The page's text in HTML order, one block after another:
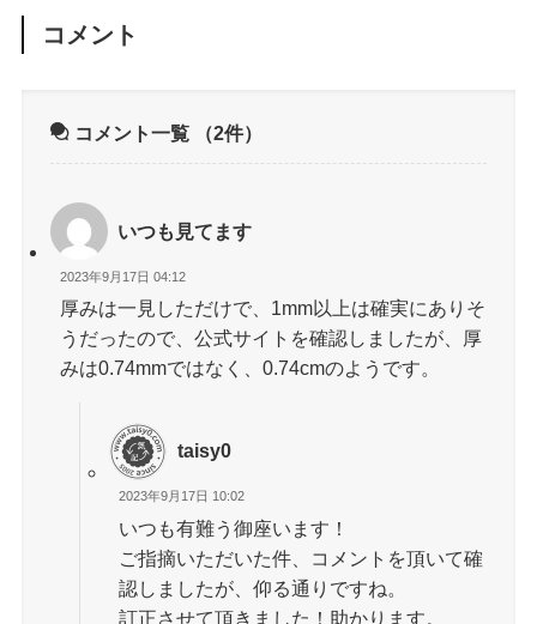
コメント
コメント一覧 （2件）
いつも見てます
2023年9月17日 04:12
厚みは一見しただけで、1mm以上は確実にありそ
うだったので、公式サイトを確認しましたが、厚
みは0.74mmではなく、0.74cmのようです。
taisy0
2023年9月17日 10:02
いつも有難う御座います！
ご指摘いただいた件、コメントを頂いて確
認しましたが、仰る通りですね。
訂正させて頂きました！助かります。